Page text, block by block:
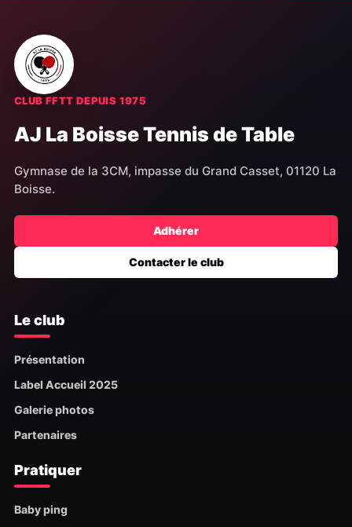
CLUB FFTT DEPUIS 1975
AJ La Boisse Tennis de Table
Gymnase de la 3CM, impasse du Grand Casset, 01120 La
Boisse.
Adhérer
Contacter le club
Le club
Présentation
Label Accueil 2025
Galerie photos
Partenaires
Pratiquer
Baby ping